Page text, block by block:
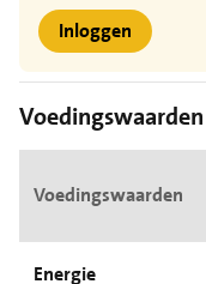
Inloggen
Voedingswaarden
Voedingswaarden
Energie